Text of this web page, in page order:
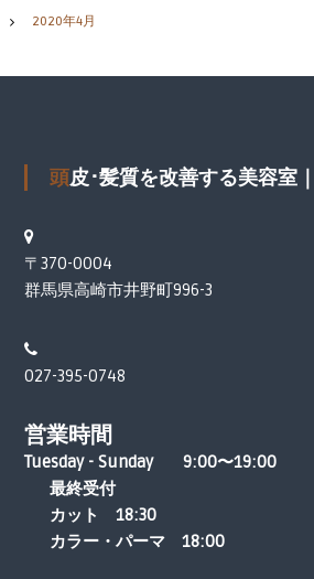
2020年4月
頭皮･髪質を改善する美容室
〒370-0004
群馬県高崎市井野町996-3
027-395-0748
営業時間
Tuesday - Sunday 9:00〜19:00
最終受付
カット 18:30
カラー・パーマ 18:00